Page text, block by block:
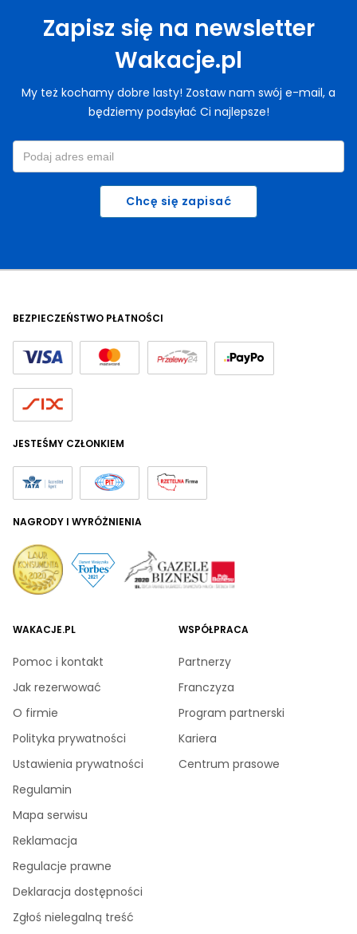
Zapisz się na newsletter
Wakacje.pl
My też kochamy dobre lasty! Zostaw nam swój e-mail, a
będziemy podsyłać Ci najlepsze!
Chcę się zapisać
WAKACJE.PL
Pomoc i kontakt
Jak rezerwować
O firmie
Polityka prywatności
Ustawienia prywatności
Regulamin
Mapa serwisu
Reklamacja
Regulacje prawne
Deklaracja dostępności
Zgłoś nielegalną treść
WSPÓŁPRACA
Partnerzy
Franczyza
Program partnerski
Kariera
Centrum prasowe
BEZPIECZEŃSTWO PŁATNOŚCI
JESTEŚMY CZŁONKIEM
NAGRODY I WYRÓŻNIENIA